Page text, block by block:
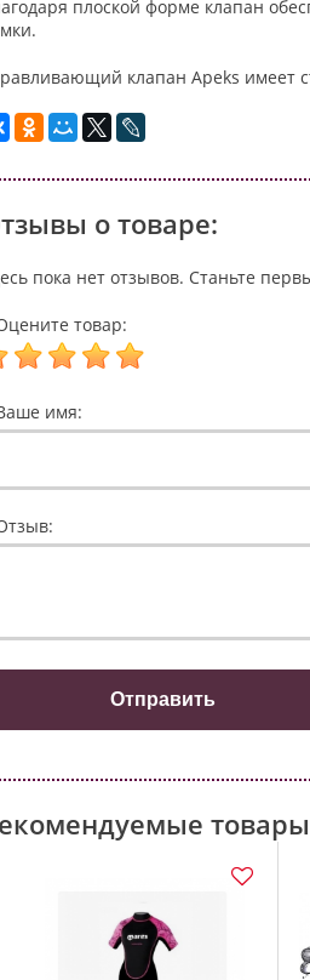
плоской форме клапан
клапан Apeks имеет
о товаре:
пока нет отзывов. Станьте
товар:
имя: